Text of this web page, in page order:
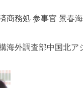
商務処 参事官 景春
構海外調査部中国